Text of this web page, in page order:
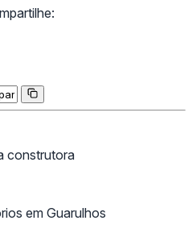
construtora
em Guarulhos